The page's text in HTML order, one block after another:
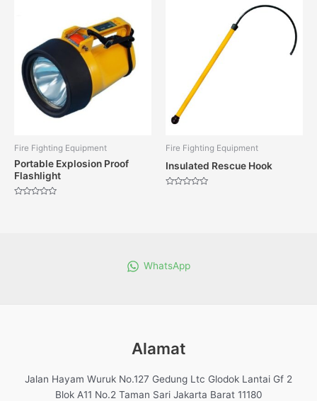
Fire Fighting Equipment
Portable Explosion Proof
Flashlight
Fire Fighting Equipment
Insulated Rescue Hook
WhatsApp
Alamat
Jalan Hayam Wuruk No.127 Gedung Ltc Glodok Lantai Gf 2
Blok A11 No.2 Taman Sari Jakarta Barat 11180